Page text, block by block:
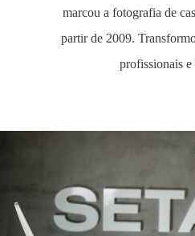
marcou a fotografia de
partir de 2009.
profissionais